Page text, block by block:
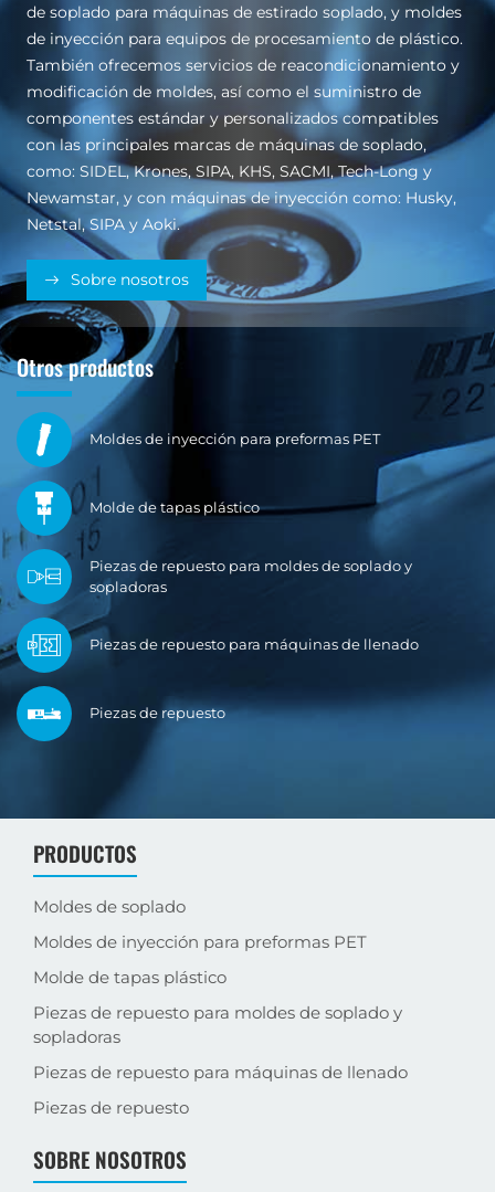
de soplado para máquinas de estirado soplado, y moldes
de inyección para equipos de procesamiento de plástico.
También ofrecemos servicios de reacondicionamiento y
modificación de moldes, así como el suministro de
componentes estándar y personalizados compatibles
con las principales marcas de máquinas de soplado,
como: SIDEL, Krones, SIPA, KHS, SACMI, Tech-Long y
Newamstar, y con máquinas de inyección como: Husky,
Netstal, SIPA y Aoki.
Sobre nosotros
Otros productos
Moldes de inyección para preformas PET
Molde de tapas plástico
Piezas de repuesto para moldes de soplado y
sopladoras
Piezas de repuesto para máquinas de llenado
Piezas de repuesto
Área de mecanizado
Sistema de Medición
Dimensional por Imagen
Máquina de Medición por
PRODUCTOS
Moldes de soplado
Moldes de inyección para preformas PET
Molde de tapas plástico
Piezas de repuesto para moldes de soplado y
sopladoras
Piezas de repuesto para máquinas de llenado
Piezas de repuesto
SOBRE NOSOTROS